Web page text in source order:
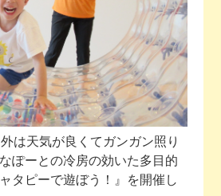
お問い合わせ
は天気が良くてガンガン照り
ぽーとの冷房の効いた多目的
タピーで遊ぼう！』を開催し